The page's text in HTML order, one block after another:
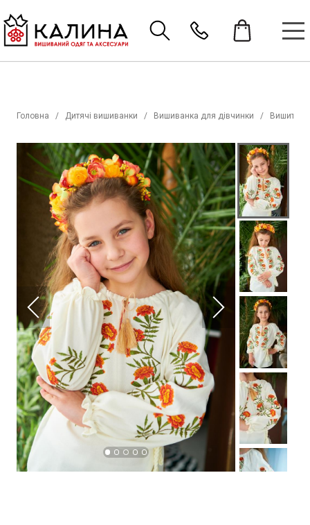
Головна Дитячі вишиванки Вишиванка для дівчинки Вишиті